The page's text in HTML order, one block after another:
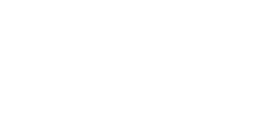
una expressió